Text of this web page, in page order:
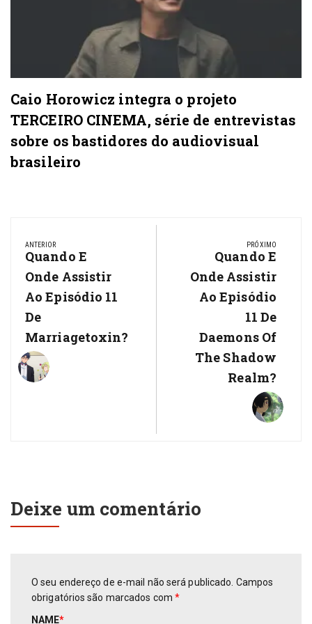
Caio Horowicz integra o projeto
TERCEIRO CINEMA, série de entrevistas
sobre os bastidores do audiovisual
brasileiro
de
Post
ANTERIOR
Previous
Post:
Quando E
Onde Assistir
Ao Episódio 11
De
Marriagetoxin?
PRÓXIMO
Next
Post:
Quando E
Onde Assistir
Ao Episódio
11 De
Daemons Of
The Shadow
Realm?
Deixe um comentário
O seu endereço de e-mail não será publicado. Campos
obrigatórios são marcados com*
NAME*